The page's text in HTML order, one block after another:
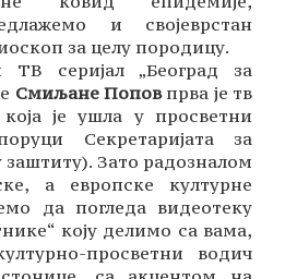
и својеврстан
за целу породицу.
ТВ серијал „Београд за
Смиљане Поповпрва је тв
је ушла у просветни
Секретаријата за
заштиту). Зато радозналом
а европске културне
да погледа видеотеку
коју делимо са вама,
просветни водич